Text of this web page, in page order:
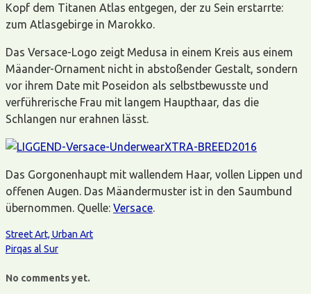
Kopf dem Titanen Atlas entgegen, der zu Sein erstarrte:
zum Atlasgebirge in Marokko.
Das Versace-Logo zeigt Medusa in einem Kreis aus einem
Mäander-Ornament nicht in abstoßender Gestalt, sondern
vor ihrem Date mit Poseidon als selbstbewusste und
verführerische Frau mit langem Haupthaar, das die
Schlangen nur erahnen lässt.
Das Gorgonenhaupt mit wallendem Haar, vollen Lippen und
offenen Augen. Das Mäandermuster ist in den Saumbund
übernommen. Quelle: Versace
Street Art, Urban Art
Pirqas al Sur
No comments yet.